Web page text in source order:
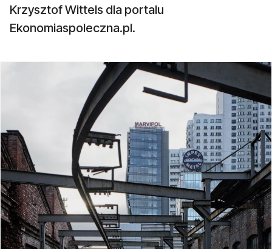
Krzysztof Wittels dla portalu
Ekonomiaspoleczna.pl.